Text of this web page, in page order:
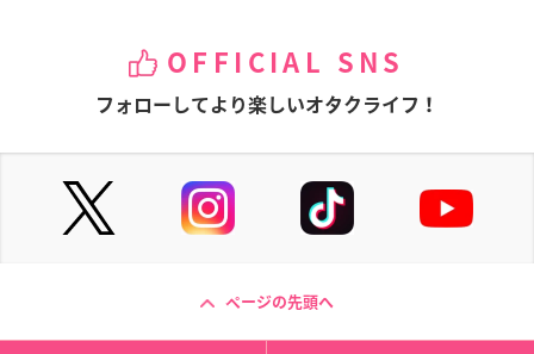
OFFICIAL SNS
フォローしてより楽しいオタクライフ！
ページの先頭へ